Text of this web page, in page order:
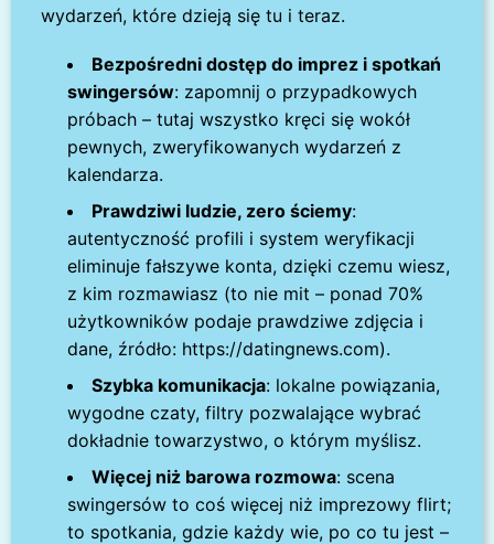
wydarzeń, które dzieją się tu i teraz.
Bezpośredni dostęp do imprez i spotkań
swingersów: zapomnij o przypadkowych
próbach – tutaj wszystko kręci się wokół
pewnych, zweryfikowanych wydarzeń z
kalendarza.
Prawdziwi ludzie, zero ściemy:
autentyczność profili i system weryfikacji
eliminuje fałszywe konta, dzięki czemu wiesz,
z kim rozmawiasz (to nie mit – ponad 70%
użytkowników podaje prawdziwe zdjęcia i
dane, źródło: https://datingnews.com).
Szybka komunikacja: lokalne powiązania,
wygodne czaty, filtry pozwalające wybrać
dokładnie towarzystwo, o którym myślisz.
Więcej niż barowa rozmowa: scena
swingersów to coś więcej niż imprezowy flirt;
to spotkania, gdzie każdy wie, po co tu jest –